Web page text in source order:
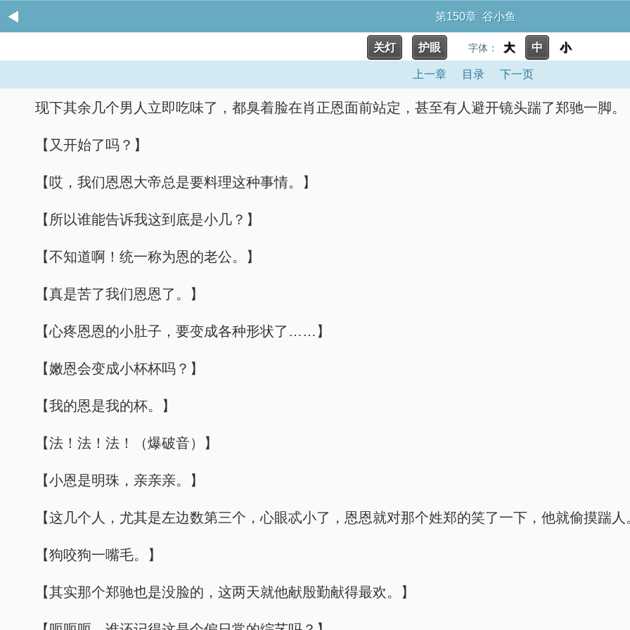
第150章 谷小鱼
关灯 护眼 字体： 大 中 小
上一章 目录 下一页
现下其余几个男人立即吃味了，都臭着脸在肖正恩面前站定，甚至有人避开镜头踹了郑驰一脚。
【又开始了吗？】
【哎，我们恩恩大帝总是要料理这种事情。】
【所以谁能告诉我这到底是小几？】
【不知道啊！统一称为恩的老公。】
【真是苦了我们恩恩了。】
【心疼恩恩的小肚子，要变成各种形状了……】
【嫩恩会变成小杯杯吗？】
【我的恩是我的杯。】
【法！法！法！（爆破音）】
【小恩是明珠，亲亲亲。】
【这几个人，尤其是左边数第三个，心眼忒小了，恩恩就对那个姓郑的笑了一下，他就偷摸踹人
【狗咬狗一嘴毛。】
【其实那个郑驰也是没脸的，这两天就他献殷勤献得最欢。】